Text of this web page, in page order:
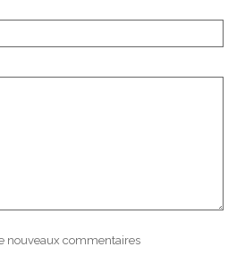
nouveaux commentaires